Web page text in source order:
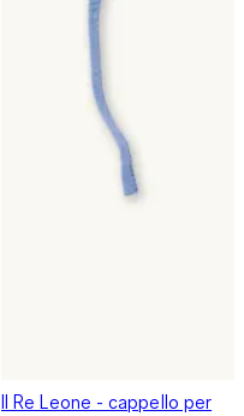
Il Re Leone - cappello per